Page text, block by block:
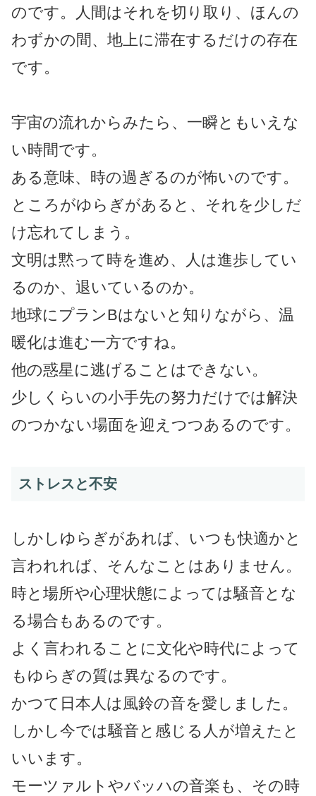
のです。人間はそれを切り取り、ほんの
わずかの間、地上に滞在するだけの存在
です。
宇宙の流れからみたら、一瞬ともいえな
い時間です。
ある意味、時の過ぎるのが怖いのです。
ところがゆらぎがあると、それを少しだ
け忘れてしまう。
文明は黙って時を進め、人は進歩してい
るのか、退いているのか。
地球にプランBはないと知りながら、温
暖化は進む一方ですね。
他の惑星に逃げることはできない。
少しくらいの小手先の努力だけでは解決
のつかない場面を迎えつつあるのです。
ストレスと不安
しかしゆらぎがあれば、いつも快適かと
言われれば、そんなことはありません。
時と場所や心理状態によっては騒音とな
る場合もあるのです。
よく言われることに文化や時代によって
もゆらぎの質は異なるのです。
かつて日本人は風鈴の音を愛しました。
しかし今では騒音と感じる人が増えたと
いいます。
モーツァルトやバッハの音楽も、その時